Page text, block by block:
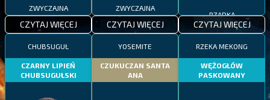
ZWYCZAJNA
CZYTAJ WIĘCEJ
ZWYCZAJNA
CZYTAJ WIĘCEJ CZYTAJ WIĘCEJ
CHUBSUGUŁ
CZARNY LIPIEŃ
CHUBSUGUŁSKI
YOSEMITE
CZUKUCZAN SANTA
ANA
RZEKA MEKONG
WĘŻOGŁÓW
PASKOWANY